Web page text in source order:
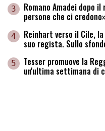
3 Romano Amadei dopo
persone che ci
4 Reinhart verso il Cile,
suo regista. Sullo
5 Tesser promuove la
un'ultima settimana di